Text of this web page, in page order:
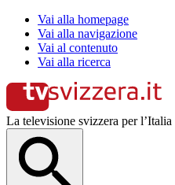
Vai alla homepage
Vai alla navigazione
Vai al contenuto
Vai alla ricerca
La televisione svizzera per l’Italia